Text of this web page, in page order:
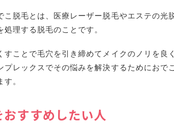
こ脱毛とは、医療レーザー脱毛やエステの光
処理する脱毛のことです。
すことで毛穴を引き締めてメイクのノリを良
プレックスでその悩みを解決するためにおで
。
すすめしたい人